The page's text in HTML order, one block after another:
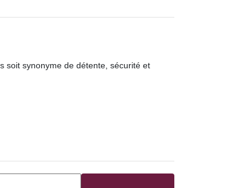
soit synonyme de détente, sécurité et